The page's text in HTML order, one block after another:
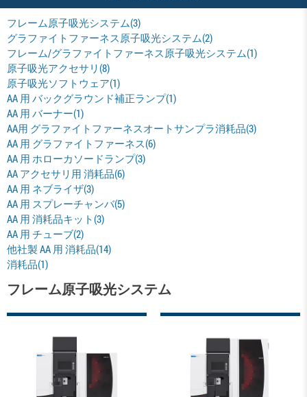
フレーム原子吸光システム(3)
グラファイトファーネス原子吸光システム(2)
フレーム/グラファイトファーネス原子吸光システム(1)
原子吸光アクセサリ(8)
原子吸光ソフトウェア(1)
AA 用 バックグラウンド補正ランプ(1)
AA 用 バーナー(1)
AA用 グラファイトファーネスオートサンプラ消耗品(3)
AA 用 グラファイトファーネス(6)
AA 用 ホローカソードランプ(3)
AA アクセサリ用 消耗品(6)
AA 用 ネブライザ(3)
AA 用 スプレーチャンバ(5)
AA 用 消耗品キット(3)
AA 用 チューブ(2)
他社製 AA 用 消耗品(14)
消耗品(1)
フレーム原子吸光システム